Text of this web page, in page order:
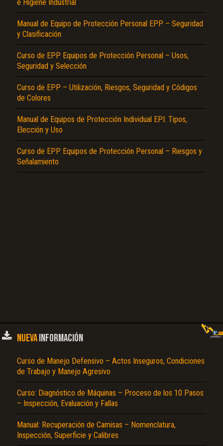
e Higiene Industrial
Manual de Equipo de Protección Personal EPP – Seguridad
y Clasificación
Curso de EPP Equipos de Protección Personal – Usos,
Seguridad y Selección
Curso de EPP – Utilización, Riesgos, Seguridad y Códigos
de Colores
Manual de Equipos de Protección Individual EPI: Tipos,
Elección y Uso
Curso de EPP Equipos de Protección Personal – Riesgos y
Señalamiento
NUEVAINFORMACIÓN
Curso de Manejo Defensivo – Actos Inseguros, Condiciones
de Trabajo y Manejo Agresivo
Curso: Diagnóstico de Máquinas – Proceso de los 10 Pasos
– Inspección, Evaluación y Fallas
Manual: Recuperación de Camisas – Nomenclatura,
Inspección, Superficie y Calibres
El Título es incorrecto según el contenido.
Texto o Imagen de portada son erróneos.
No carga o no se visualiza el contenido.